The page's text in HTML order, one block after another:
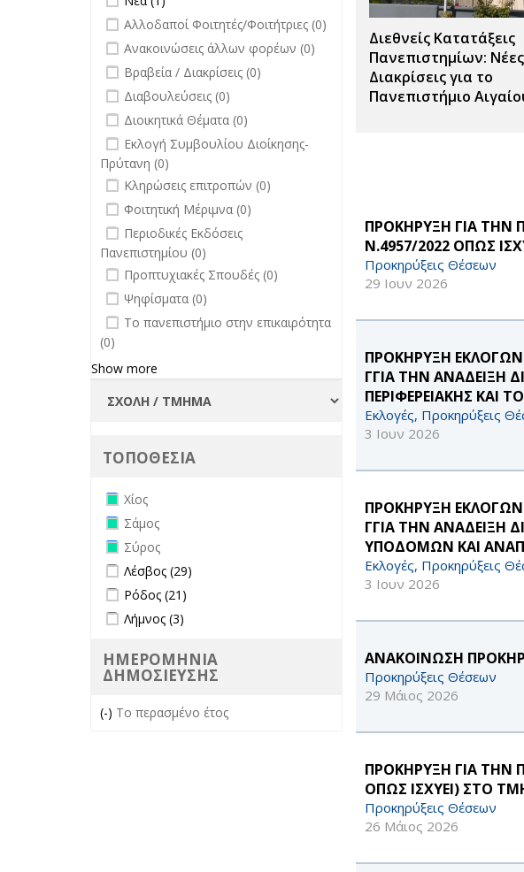
Διεθνείς Κατατάξεις
Πανεπιστημίων: Νέες
Διακρίσεις για το
Πανεπιστήμιο
ΠΡΟΚΗΡΥΞΗ ΓΙΑ
Ν.4957/2022 ΟΠΩΣ
Προκηρύξεις Θέσεων
29 Ιουν 2026
ΠΡΟΚΗΡΥΞΗ
ΓΓΙΑ ΤΗΝ ΑΝΑΔΕΙΞΗ
ΠΕΡΙΦΕΡΕΙΑΚΗΣ ΚΑΙ
Εκλογές, Προκηρύξεις
3 Ιουν 2026
ΠΡΟΚΗΡΥΞΗ
ΓΓΙΑ ΤΗΝ ΑΝΑΔΕΙΞΗ
ΥΠΟΔΟΜΩΝ ΚΑΙ
Εκλογές, Προκηρύξεις
3 Ιουν 2026
ΑΝΑΚΟΙΝΩΣΗ
Προκηρύξεις Θέσεων
29 Μάιος 2026
ΠΡΟΚΗΡΥΞΗ ΓΙΑ ΤΗΝ
ΟΠΩΣ ΙΣΧΥΕΙ) ΣΤΟ
Προκηρύξεις Θέσεων
26 Μάιος 2026
filter
undefined
Αλλοδαποί Φοιτητές/Φοιτήτριες (0)
undefined
Ανακοινώσεις άλλων φορέων (0)
undefined
Βραβεία / Διακρίσεις (0)
undefined
Διαβουλεύσεις (0)
undefined
Διοικητικά Θέματα (0)
undefined
Εκλογή Συμβουλίου Διοίκησης-
Πρύτανη (0)
undefined
Κληρώσεις επιτροπών (0)
undefined
Φοιτητική Μέριμνα (0)
undefined
Περιοδικές Εκδόσεις
Πανεπιστημίου (0)
undefined
Προπτυχιακές Σπουδές (0)
undefined
Ψηφίσματα (0)
undefined
Το πανεπιστήμιο στην επικαιρότητα
(0)
Show more
ΤΟΠΟΘΕΣΙΑ
Remove Χίος filter
Χίος
Remove Σάμος filter
Σάμος
Remove Σύρος filter
Σύρος
Apply Λέσβος filter
Λέσβος (29)
Apply Ρόδος filter
Ρόδος (21)
Apply Λήμνος filter
Λήμνος (3)
ΗΜΕΡΟΜΗΝΙΑ
ΔΗΜΟΣΙΕΥΣΗΣ
(-) Remove Το περασμένο έτος filter
Το περασμένο έτος